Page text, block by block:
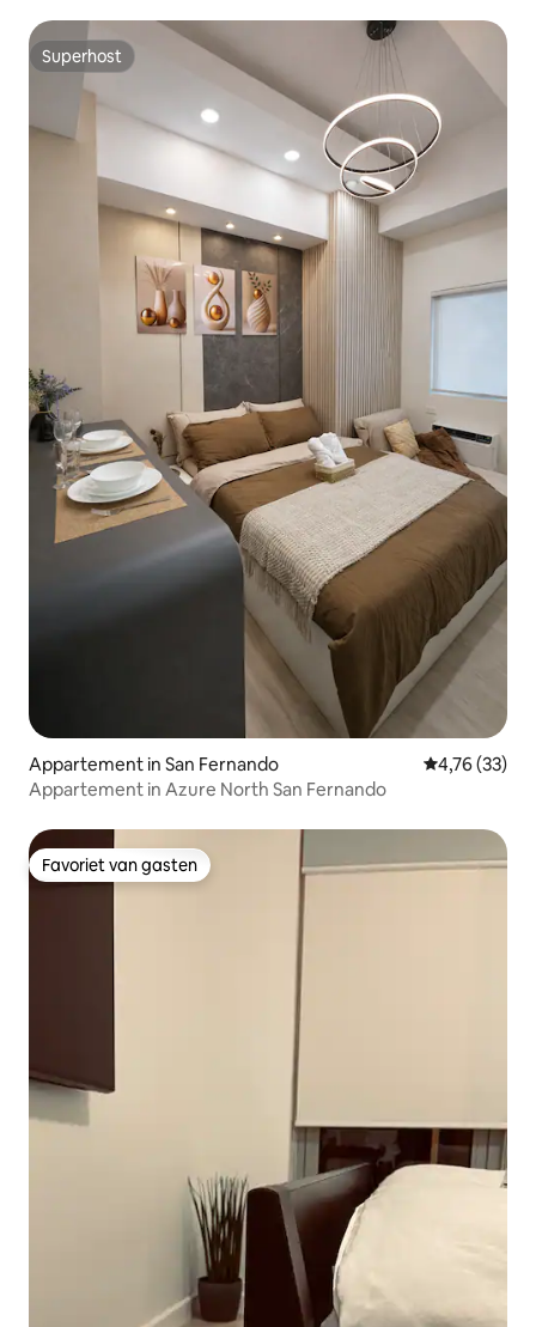
Superhost
Superhost
Appartement in San Fernando Gemiddelde
4,76 (33)
Appartement in Azure North San Fernando
Favoriet van gasten
Favoriet van gasten